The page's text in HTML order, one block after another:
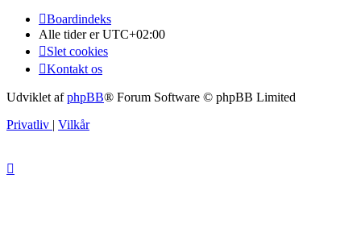
Boardindeks
Alle tider erUTC+02:00
Slet cookies
Kontakt os
Udviklet afphpBB® Forum Software © phpBB Limited
Privatliv | Vilkår